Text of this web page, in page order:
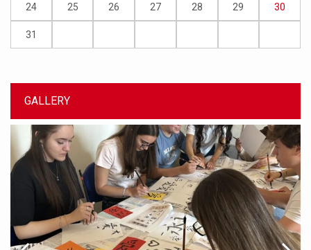
24 25 26 27 28 29 30
31
GALLERY